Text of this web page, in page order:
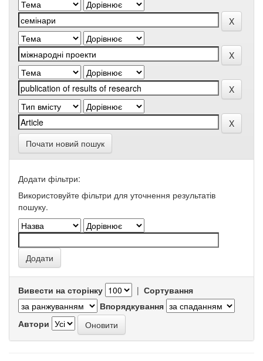
Почати новий пошук
Додати фільтри:
Використовуйте фільтри для уточнення результатів
пошуку.
Вивести на сторінку | Сортування
Впорядкування
Автори